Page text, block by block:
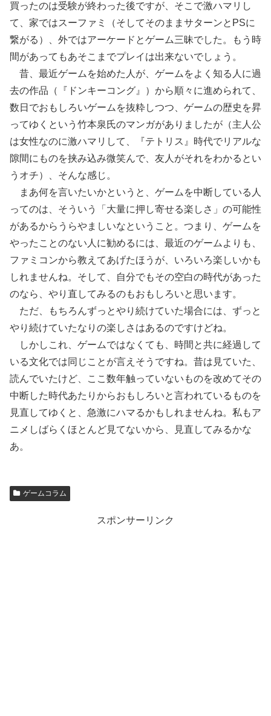
買ったのは受験が終わった後ですが、そこで激ハマリし
て、家ではスーファミ（そしてそのままサターンとPSに
繋がる）、外ではアーケードとゲーム三昧でした。もう時
間があってもあそこまでプレイは出来ないでしょう。
昔、最近ゲームを始めた人が、ゲームをよく知る人に過
去の作品（『ドンキーコング』）から順々に進められて、
数日でおもしろいゲームを抜粋しつつ、ゲームの歴史を昇
ってゆくという竹本泉氏のマンガがありましたが（主人公
は女性なのに激ハマリして、『テトリス』時代でリアルな
隙間にものを挟み込み微笑んで、友人がそれをわかるとい
うオチ）、そんな感じ。
まあ何を言いたいかというと、ゲームを中断している人
ってのは、そういう「大量に押し寄せる楽しさ」の可能性
があるからうらやましいなということ。つまり、ゲームを
やったことのない人に勧めるには、最近のゲームよりも、
ファミコンから教えてあげたほうが、いろいろ楽しいかも
しれませんね。そして、自分でもその空白の時代があった
のなら、やり直してみるのもおもしろいと思います。
ただ、もちろんずっとやり続けていた場合には、ずっと
やり続けていたなりの楽しさはあるのですけどね。
しかしこれ、ゲームではなくても、時間と共に経過して
いる文化では同じことが言えそうですね。昔は見ていた、
読んでいたけど、ここ数年触っていないものを改めてその
中断した時代あたりからおもしろいと言われているものを
見直してゆくと、急激にハマるかもしれませんね。私もア
ニメしばらくほとんど見てないから、見直してみるかな
あ。
ゲームコラム
スポンサーリンク